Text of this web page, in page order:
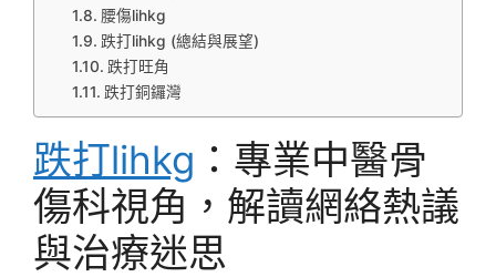
腰傷lihkg
跌打lihkg (總結與展望)
跌打旺角
跌打銅鑼灣
跌打lihkg ：專業中醫骨
傷科視角，解讀網絡熱議
與治療迷思